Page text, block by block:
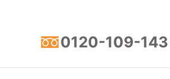
0120-109-143